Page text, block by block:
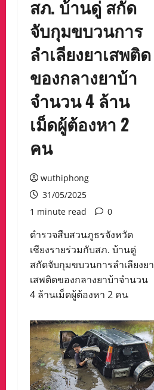
สภ. บ้านดู่ สกัด
จับกุมขบวนการ
ลำเลียงยาเสพติด
ของกลางยาบ้า
จำนวน 4 ล้าน
เม็ดผู้ต้องหา 2
คน
wuthiphong
31/05/2025
1 minute read
0
ตำรวจสืบสวนภูธรจังหวัด
เชียงรายร่วมกับสภ. บ้านดู่
สกัดจับกุมขบวนการลำเลียงยา
เสพติดของกลางยาบ้าจำนวน
4 ล้านเม็ดผู้ต้องหา 2 คน